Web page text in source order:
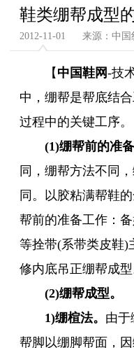
鞋类绷帮成型
2012-11-01 来源：中国
【 中国鞋网-技
中，绷帮是帮底结
过程中的关键工序。
(1)绷帮前的准
同，绷帮方法不同
同。以胶粘满帮鞋
帮前的准备工作：
等拴带(系带类皮鞋)
修内底吊正绷帮成型
(2)绷帮成型。
1)绷楦法。 由于
帮脚以绷脚帮面，